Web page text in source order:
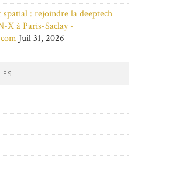
spatial : rejoindre la deeptech
X à Paris-Saclay -
Juil 31, 2026